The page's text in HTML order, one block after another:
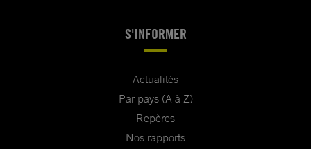
S'INFORMER
Actualités
Par pays (A à Z)
Repères
Nos rapports